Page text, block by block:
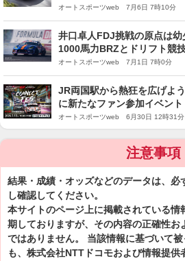
オートスポーツweb 7月6日 7時10分
井口卓人FDJ挑戦の原点は幼
1000馬力BRZとドリフト競
改めて感じた」
オートスポーツweb 7月1日 7時0分
JR両国駅から熱狂を広げよ
に新たなファン参加イベン
FES 2026』を開催
オートスポーツweb 6月30日 12時31分
注意事項
結果・成績・オッズなどのデータは、必
し確認してください。
本サイトのページ上に掲載されている情
期しておりますが、その内容の正確性お
ではありません。 当該情報に基づいて
も、株式会社NTTドコモおよび情報提供